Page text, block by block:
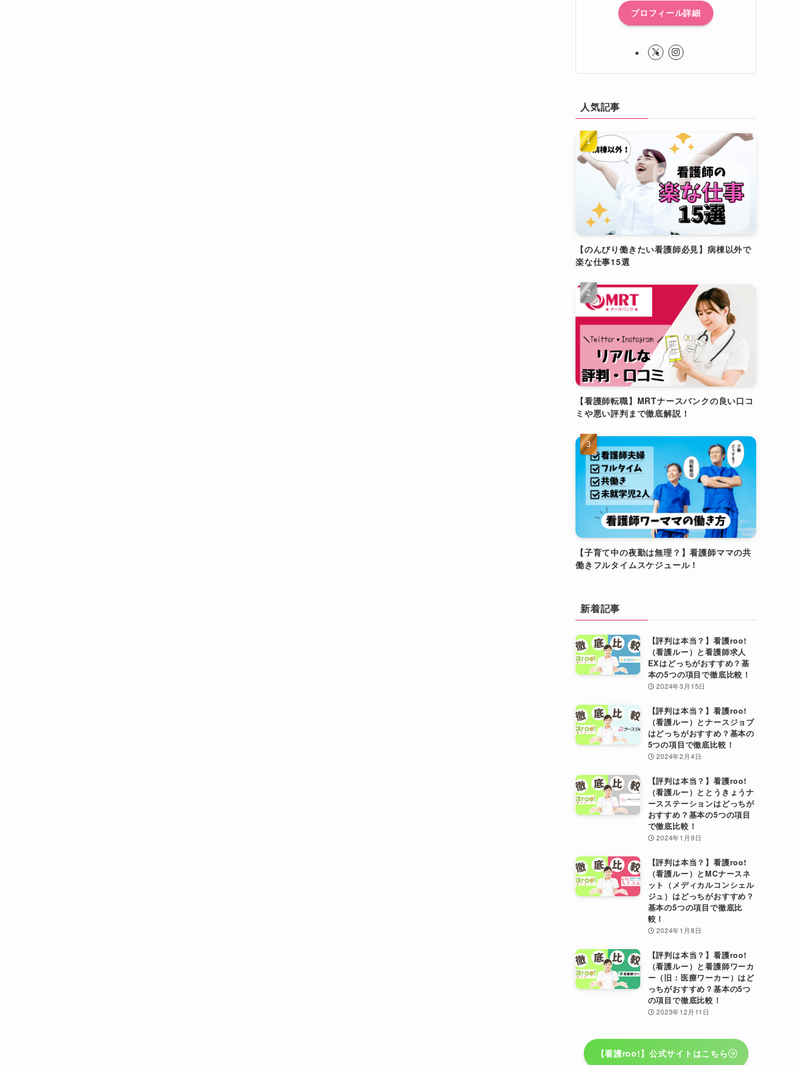
プロフィール詳細
人気記事
【のんびり働きたい看護師必見】病棟以外で
楽な仕事15選
【看護師転職】MRTナースバンクの良い口コ
ミや悪い評判まで徹底解説！
【子育て中の夜勤は無理？】看護師ママの共
働きフルタイムスケジュール！
新着記事
【評判は本当？】看護roo!
（看護ルー）と看護師求人
EXはどっちがおすすめ？基
本の5つの項目で徹底比較！
2024年3月15日
【評判は本当？】看護roo!
（看護ルー）とナースジョブ
はどっちがおすすめ？基本の
5つの項目で徹底比較！
2024年2月4日
【評判は本当？】看護roo!
（看護ルー）ととうきょうナ
ースステーションはどっちが
おすすめ？基本の5つの項目
で徹底比較！
2024年1月9日
【評判は本当？】看護roo!
（看護ルー）とMCナースネ
ット（メディカルコンシェル
ジュ）はどっちがおすすめ？
基本の5つの項目で徹底比
較！
2024年1月8日
【評判は本当？】看護roo!
（看護ルー）と看護師ワーカ
ー（旧：医療ワーカー）はど
っちがおすすめ？基本の5つ
の項目で徹底比較！
2023年12月11日
【看護roo!】公式サイトはこちら